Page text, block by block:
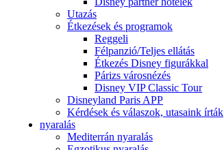
Utazás
Étkezések és programok
Reggeli
Félpanzió/Teljes ellátás
Étkezés Disney figurákkal
Párizs városnézés
Disney VIP Classic Tour
Disneyland Paris APP
Kérdések és válaszok, utasaink írták
nyaralás
Mediterrán nyaralás